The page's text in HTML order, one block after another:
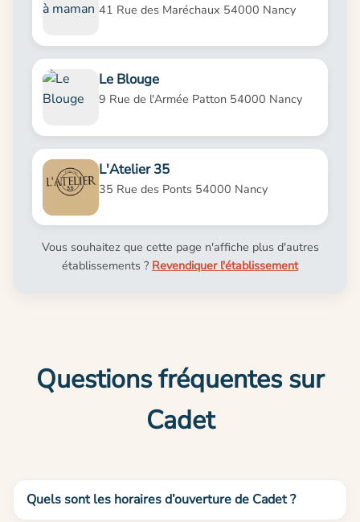
41 Rue des Maréchaux 54000 Nancy
Le Blouge
9 Rue de l'Armée Patton 54000 Nancy
L'Atelier 35
35 Rue des Ponts 54000 Nancy
Vous souhaitez que cette page n'affiche plus d'autres
établissements ? Revendiquer l'établissement
Questions fréquentes sur
Cadet
Quels sont les horaires d’ouverture de Cadet ?